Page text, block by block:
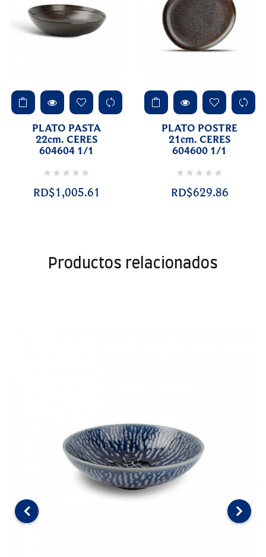
PLATO PASTA
22cm. CERES
604604 1/1
RD$1,005.61
PLATO POSTRE
21cm. CERES
604600 1/1
RD$629.86
Productos relacionados
‹ ›